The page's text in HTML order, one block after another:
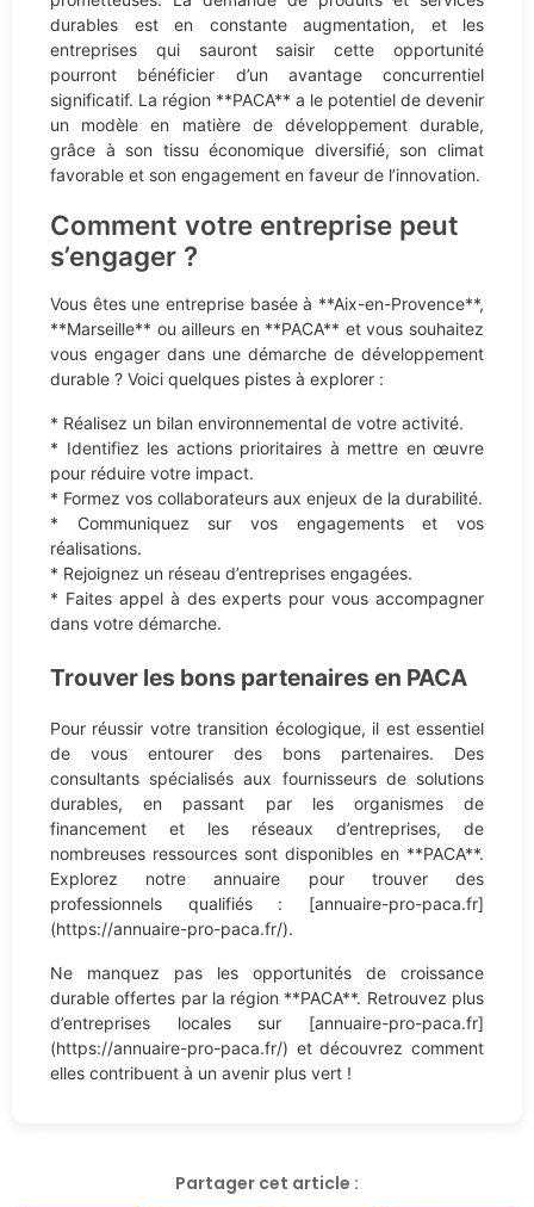
durables est en constante augmentation, et les
entreprises qui sauront saisir cette opportunité
pourront bénéficier d’un avantage concurrentiel
significatif. La région **PACA** a le potentiel de devenir
un modèle en matière de développement durable,
grâce à son tissu économique diversifié, son climat
favorable et son engagement en faveur de l’innovation.
Comment votre entreprise peut
s’engager ?
Vous êtes une entreprise basée à **Aix-en-Provence**,
**Marseille** ou ailleurs en **PACA** et vous souhaitez
vous engager dans une démarche de développement
durable ? Voici quelques pistes à explorer :
* Réalisez un bilan environnemental de votre activité.
* Identifiez les actions prioritaires à mettre en œuvre
pour réduire votre impact.
* Formez vos collaborateurs aux enjeux de la durabilité.
* Communiquez sur vos engagements et vos
réalisations.
* Rejoignez un réseau d’entreprises engagées.
* Faites appel à des experts pour vous accompagner
dans votre démarche.
Trouver les bons partenaires en PACA
Pour réussir votre transition écologique, il est essentiel
de vous entourer des bons partenaires. Des
consultants spécialisés aux fournisseurs de solutions
durables, en passant par les organismes de
financement et les réseaux d’entreprises, de
nombreuses ressources sont disponibles en **PACA**.
Explorez notre annuaire pour trouver des
professionnels qualifiés : [annuaire-pro-paca.fr]
(https://annuaire-pro-paca.fr/).
Ne manquez pas les opportunités de croissance
durable offertes par la région **PACA**. Retrouvez plus
d’entreprises locales sur [annuaire-pro-paca.fr]
(https://annuaire-pro-paca.fr/) et découvrez comment
elles contribuent à un avenir plus vert !
Partager cet article :